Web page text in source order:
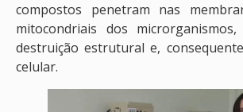
compostos penetram nas
mitocondriais dos
destruição estrutural e,
celular.